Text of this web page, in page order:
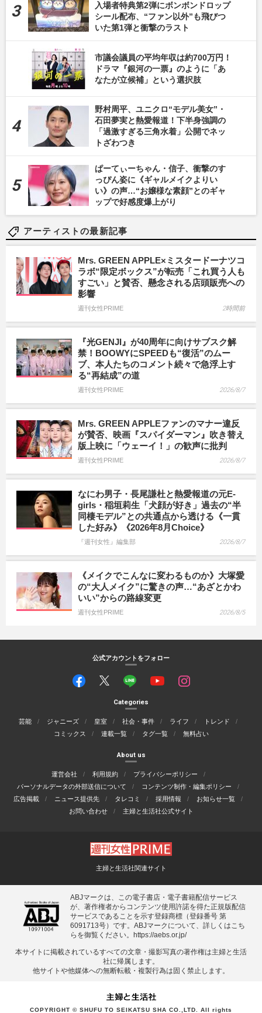
入場者特典第2弾にボンボンドロップ
シール配布、“ファン以外”も飛びつ
いた第1弾と衝撃のラスト
市議会議員の平均年収は約700万円！
ドラマ『銀河の一票』のように「あ
なたが立候補」という選択肢
野村周平、ユニクロ“モデル美女”・
石田夢実と熱愛報道！下半身強調の
「過激すぎる三角水着」公開でネッ
トざわつき
ぱーてぃーちゃん・信子、衝撃のす
っぴん姿に《ギャルメイクよりい
い》の声…“お嬢様な素顔”とのギャ
ップで好感度爆上がり
アーティストの最新記事
Mrs. GREEN APPLE×ミスタードーナツコ
ラボ“限定ボックス”が転売「これ買う人も
すごい」と賛否、懸念される店頭販売への
影響
週刊女性PRIME 2時間前
『光GENJI』が40周年に向けサブスク解
禁！BOOWYにSPEEDも“復活”のムー
ブ、本人たちのコメント続々で急浮上す
る“再結成”の道
週刊女性PRIME 2026/8/7
Mrs. GREEN APPLEファンのマナー違反
が賛否、映画『スパイダーマン』吹き替え
版上映に「ウェーイ！」の歓声に批判
週刊女性PRIME 2026/8/7
なにわ男子・長尾謙杜と熱愛報道の元E-
girls・稲垣莉生「犬顔が好き」過去の“半
同棲モデル”との共通点から透ける《一貫
した好み》《2026年8月Choice》
『週刊女性』編集部 2026/8/7
《メイクでこんなに変わるものか》大塚愛
の“大人メイク”に驚きの声…“あざとかわ
いい”からの路線変更
週刊女性PRIME 2026/8/5
公式アカウントをフォロー
Categories
芸能 ジャニーズ 皇室 社会・事件 ライフ
トレンド
コミックス
連載一覧 タグ一覧 無料占い
About us
運営会社 利用規約
プライバシーポリシー
パーソナルデータの外部送信について
コンテンツ制作・編集ポリシー
広告掲載
ニュース提供先 タレコミ 採用情報
お知らせ一覧
お問い合わせ
主婦と生活社公式サイト
主婦と生活社関連サイト
ABJマークは、この電子書店・電子書籍配信サービス
が、著作権者からコンテンツ使用許諾を得た正規版配信
サービスであることを示す登録商標（登録番号 第
6091713号）です。ABJマークについて、詳しくはこち
らを御覧ください。
https://aebs.or.jp/
本サイトに掲載されているすべての⽂章・撮影写真の著作権は主婦と⽣活
社に帰属します。
他サイトや他媒体への無断転載・複製⾏為は固く禁⽌します。
COPYRIGHT © SHUFU TO SEIKATSU SHA CO.,LTD. All rights